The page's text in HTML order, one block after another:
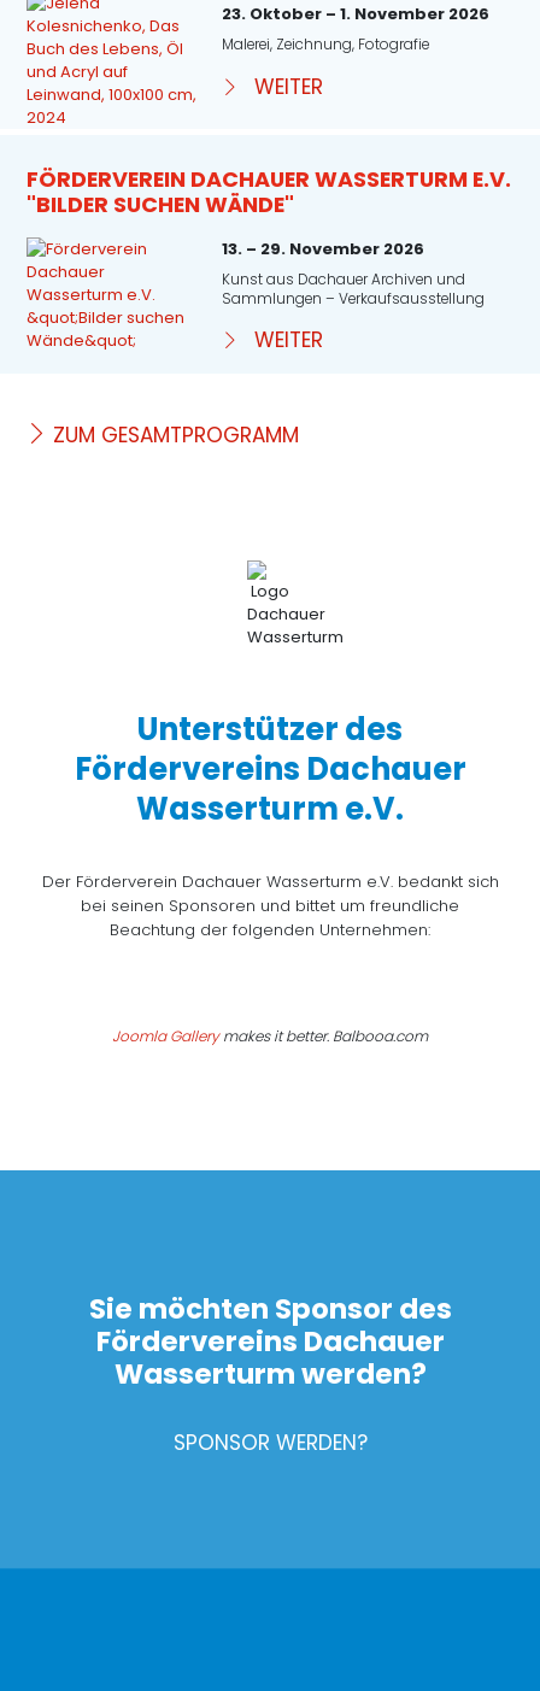
23. Oktober – 1. November 2026
Malerei, Zeichnung, Fotografie
WEITER
FÖRDERVEREIN DACHAUER WASSERTURM E.V.
"BILDER SUCHEN WÄNDE"
13. – 29. November 2026
Kunst aus Dachauer Archiven und
Sammlungen – Verkaufsausstellung
WEITER
ZUM GESAMTPROGRAMM
Unterstützer des
Fördervereins Dachauer
Wasserturm e.V.
Der Förderverein Dachauer Wasserturm e.V. bedankt sich
bei seinen Sponsoren und bittet um freundliche
Beachtung der folgenden Unternehmen:
Joomla Gallerymakes it better. Balbooa.com
Sie möchten Sponsor des
Fördervereins Dachauer
Wasserturm werden?
SPONSOR WERDEN?